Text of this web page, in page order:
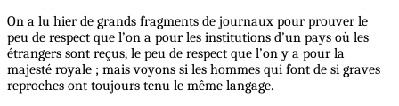
On a lu hier de grands fragments de journaux pour prouver le
peu de respect que l’on a pour les institutions d’un pays où les
étrangers sont reçus, le peu de respect que l’on y a pour la
majesté royale ; mais voyons si les hommes qui font de si graves
reproches ont toujours tenu le même langage.